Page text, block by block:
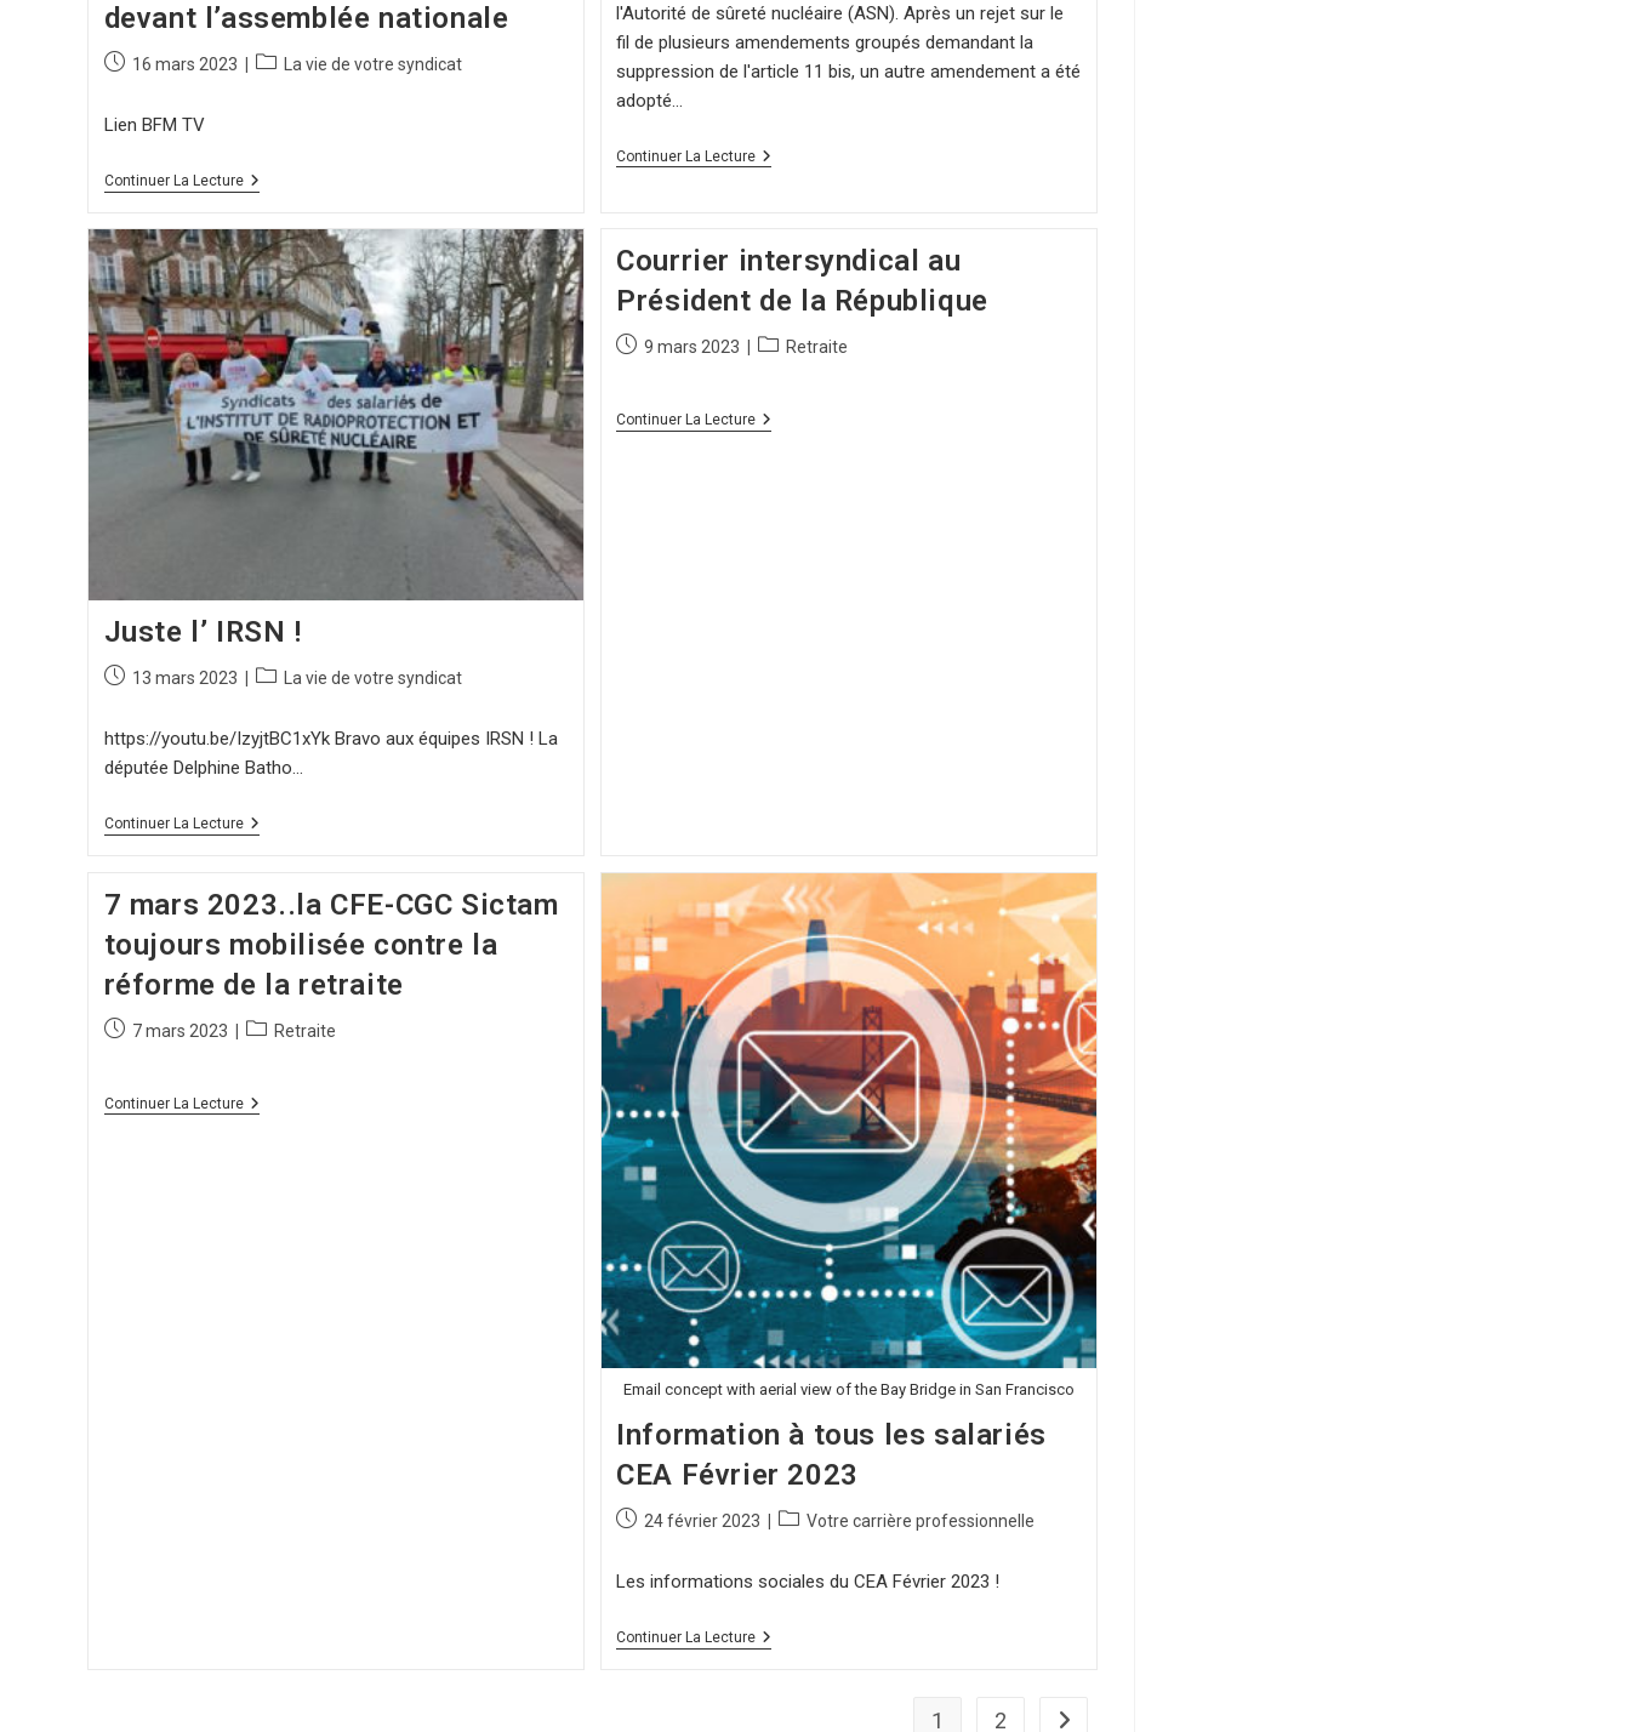
devant l’assemblée nationale
16 mars 2023 La vie de votre syndicat
Lien BFM TV
Continuer La Lecture
l'Autorité de sûreté nucléaire (ASN). Après un rejet sur le
fil de plusieurs amendements groupés demandant la
suppression de l'article 11 bis, un autre amendement a été
adopté…
Continuer La Lecture
Juste l’ IRSN !
13 mars 2023 La vie de votre syndicat
https://youtu.be/IzyjtBC1xYk Bravo aux équipes IRSN ! La
députée Delphine Batho…
Continuer La Lecture
Courrier intersyndical au
Président de la République
9 mars 2023 Retraite
Continuer La Lecture
7 mars 2023..la CFE-CGC Sictam
toujours mobilisée contre la
réforme de la retraite
7 mars 2023 Retraite
Continuer La Lecture
Email concept with aerial view of the Bay Bridge in San Francisco
Information à tous les salariés
CEA Février 2023
24 février 2023 Votre carrière professionnelle
Les informations sociales du CEA Février 2023 !
Continuer La Lecture
1 2